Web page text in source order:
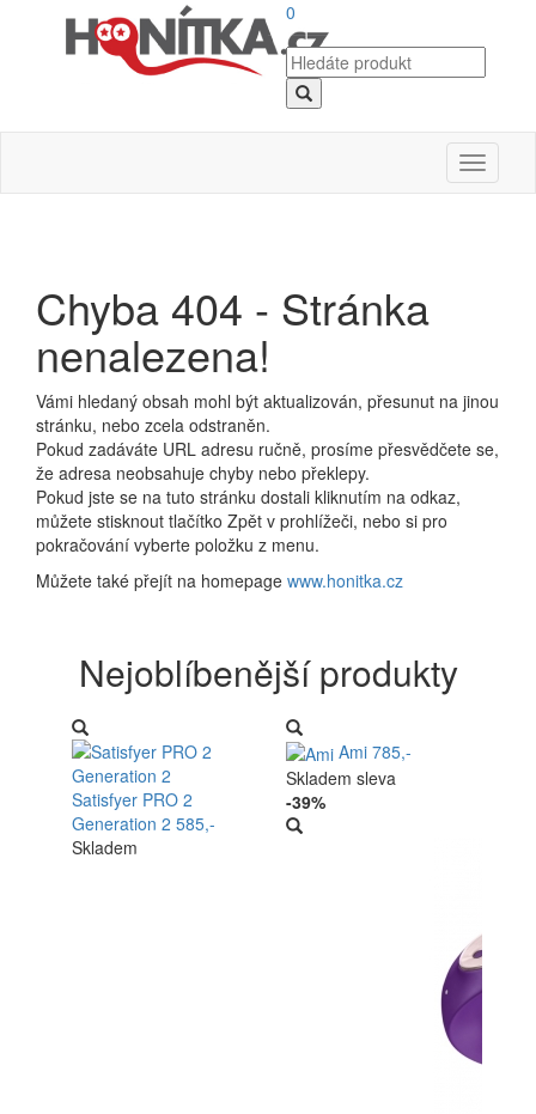
0
Toggle
Chyba 404 - Stránka
nenalezena!
Vámi hledaný obsah mohl být aktualizován, přesunut na jinou
stránku, nebo zcela odstraněn.
Pokud zadáváte URL adresu ručně, prosíme přesvědčete se,
že adresa neobsahuje chyby nebo překlepy.
Pokud jste se na tuto stránku dostali kliknutím na odkaz,
můžete stisknout tlačítko Zpět v prohlížeči, nebo si pro
pokračování vyberte položku z menu.
Můžete také přejít na homepage www.honitka.cz
Nejoblíbenější produkty
Satisfyer PRO 2
Generation 2 585,-
Skladem
Ami 785,-
Skladem sleva
-39%